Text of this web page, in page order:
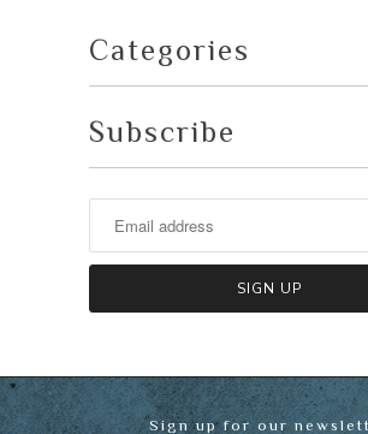
Categories
Subscribe
Sign up for our